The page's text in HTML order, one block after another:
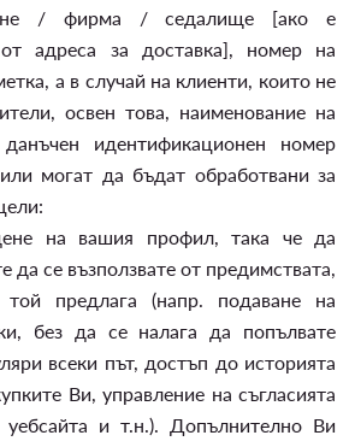
/ фирма / седалище [ако е
от адреса за доставка], номер на
а в случай на клиенти, които не
освен това, наименование на
идентификационен номер
могат да бъдат обработвани за
на вашия профил, така че да
да се възползвате от предимствата,
той предлага (напр. подаване на
без да се налага да попълвате
всеки път, достъп до историята
Ви, управление на съгласията
и т.н.). Допълнително Ви